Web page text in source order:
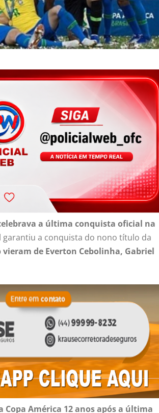
a última conquista oficial na
garantiu a conquista do nono título da
de Everton Cebolinha, Gabriel
Copa América 12 anos após a última